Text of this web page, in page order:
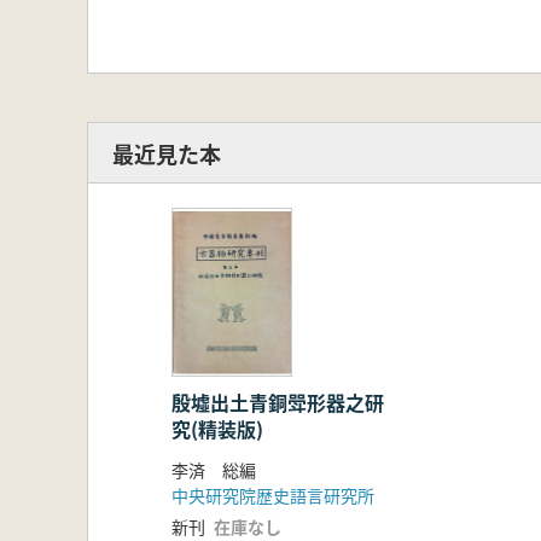
最近見た本
殷墟出土青銅斝形器之研
究(精装版)
李済 総編
中央研究院歴史語言研究所
新刊 在庫なし